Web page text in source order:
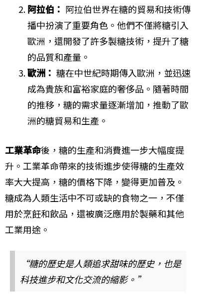
阿拉伯： 阿拉伯世界在糖的貿易和技術傳
播中扮演了重要角色。他們不僅將糖引入
歐洲，還開發了許多製糖技術，提升了糖
的品質和產量。
歐洲： 糖在中世紀時期傳入歐洲，並迅速
成為貴族和富裕家庭的奢侈品。隨著時間
的推移，糖的需求量逐漸增加，推動了歐
洲的糖貿易和生產。
工業革命後，糖的生產和消費進一步大幅度提
升。工業革命帶來的技術進步使得糖的生產效
率大大提高，糖的價格下降，變得更加普及。
糖成為人類生活中不可或缺的食物之一，不僅
用於烹飪和飲品，還被廣泛應用於製藥和其他
工業用途。
“糖的歷史是人類追求甜味的歷史，也是
科技進步和文化交流的縮影。”